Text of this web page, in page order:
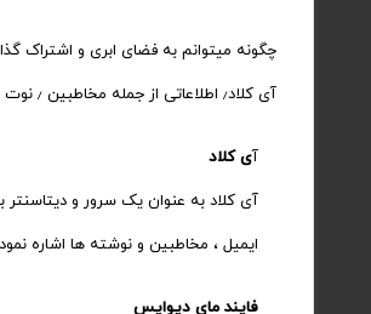
چگونه میتوانم به فضای ابری و اشتراک
آی کلاد٫ اطلاعاتی از جمله مخاطبین ٫ نوت ها ٫ اکتیویشن لاک ٫ آی کلاد درایو ٫ دیوایس هایی که در حال استفاده از شناسه شما هستند و موارد دیگر را میتوانید مشاهده نمایید.
آی کلاد
آی کلاد به عنوان یک سرور و دیتاسنتر
ایمیل ، مخاطبین و نوشته ها اشاره نمود
فایند مای دیوایس